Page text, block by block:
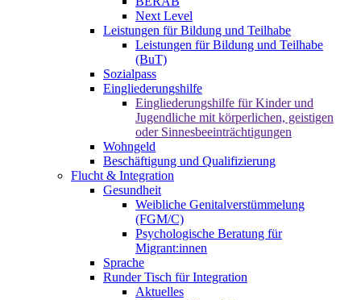
Next Level
Leistungen für Bildung und Teilhabe
Leistungen für Bildung und Teilhabe
(BuT)
Sozialpass
Eingliederungshilfe
Eingliederungshilfe für Kinder und
Jugendliche mit körperlichen, geistigen
oder Sinnesbeeinträchtigungen
Wohngeld
Beschäftigung und Qualifizierung
Flucht & Integration
Gesundheit
Weibliche Genitalverstümmelung
(FGM/C)
Psychologische Beratung für
Migrant:innen
Sprache
Runder Tisch für Integration
Aktuelles